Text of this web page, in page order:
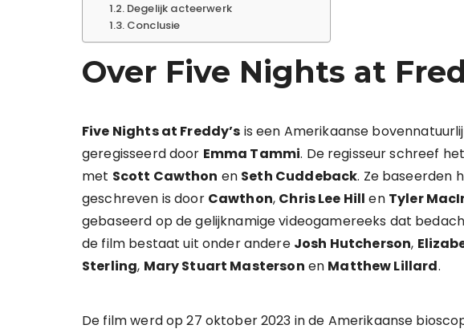
Degelijk acteerwerk
Conclusie
Over Five Nights at
Five Nights at Freddy’s is een Amerikaanse
geregisseerd door Emma Tammi. De regisseur schreef
met Scott Cawthon en Seth Cuddeback. Ze baseerden
geschreven is door Cawthon, Chris Lee Hill en Tyler
gebaseerd op de gelijknamige videogamereeks dat
de film bestaat uit onder andere Josh Hutcherson,
Sterling, Mary Stuart Masterson en Matthew Lillard.
De film werd op 27 oktober 2023 in de Amerikaanse